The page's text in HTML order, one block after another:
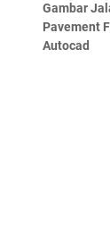
Gambar
Pavement
Autocad